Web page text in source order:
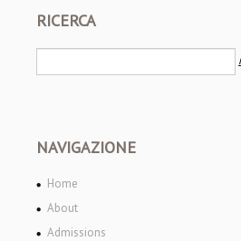
RICERCA
NAVIGAZIONE
Home
About
Admissions